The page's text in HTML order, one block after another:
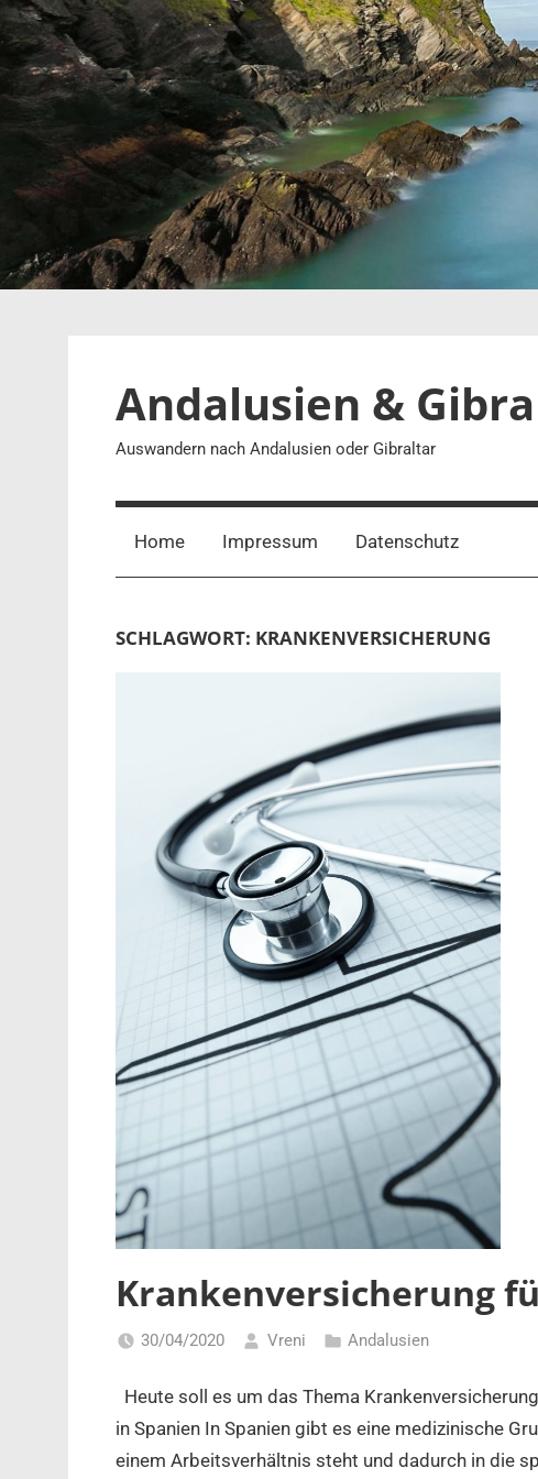
Zum
Inhalt
springen
Andalusien &
Auswandern nach Andalusien oder Gibraltar
Home Impressum Datenschutz
SCHLAGWORT: KRANKENVERSICHERUNG
Krankenversicherung
30/04/2020 Vreni Andalusien
Heute soll es um das Thema
in Spanien In Spanien gibt es eine medizinische
einem Arbeitsverhältnis steht und dadurch in die